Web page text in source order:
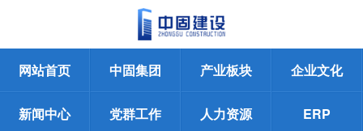
网站首页 中固集团 产业板块 企业文化
新闻中心 党群工作 人力资源 ERP